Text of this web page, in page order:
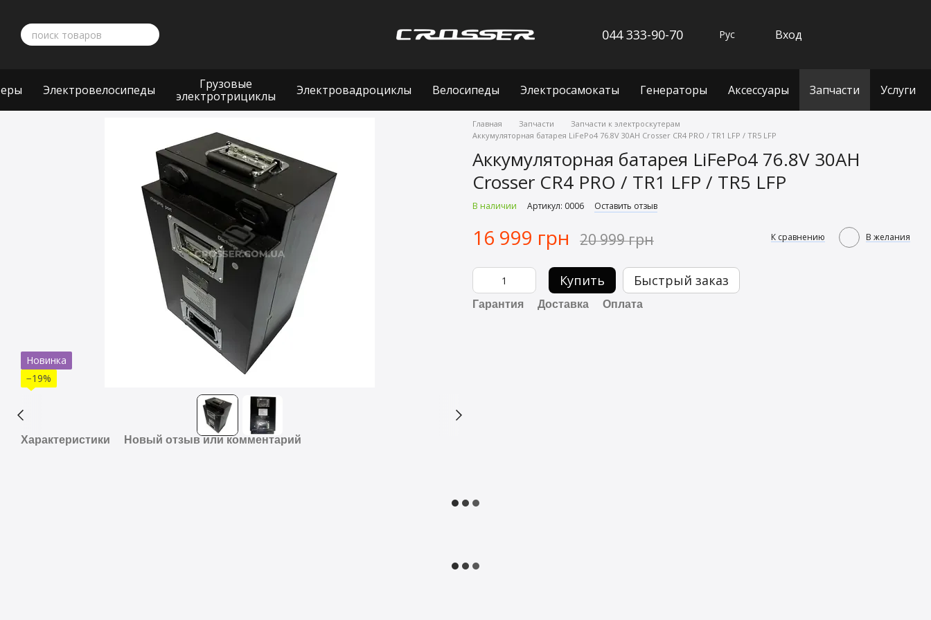
044 333-90-70 Рус Вход
Электровелосипеды
Грузовые
электротрициклы
Электровадроциклы Велосипеды Электросамокаты Генераторы Аксессуары Запчасти Услуги
Новинка
−19%
Характеристики Новый отзыв или комментарий
Главная Запчасти
Запчасти к электроскутерам
Аккумуляторная батарея LiFePo4 76.8V 30AH Crosser CR4 PRO / TR1 LFP / TR5 LFP
Аккумуляторная батарея LiFePo4 76.8V 30AH
Crosser CR4 PRO / TR1 LFP / TR5 LFP
В наличии Артикул: 0006 Оставить отзыв
16 999 грн 20 999 грн К сравнению В желания
Купить Быстрый заказ
Гарантия Доставка Оплата